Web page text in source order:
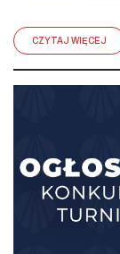
CZYTAJ WIĘCEJ